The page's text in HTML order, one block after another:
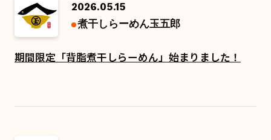
2026.05.15
煮干しらーめん玉五郎
期間限定「背脂煮干しらーめん」始まりました！